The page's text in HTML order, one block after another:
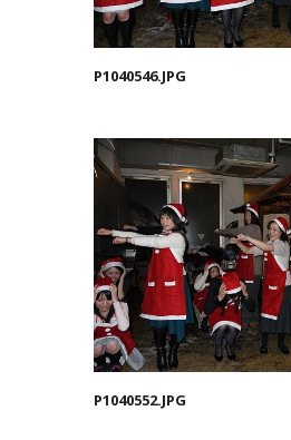
P1040546.JPG
P1040552.JPG